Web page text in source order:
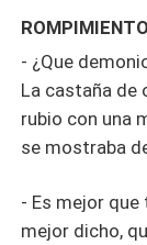
ROMPIMIENTO
- ¿Que
La castaña de
rubio con una
se mostraba
- Es mejor
mejor dicho,